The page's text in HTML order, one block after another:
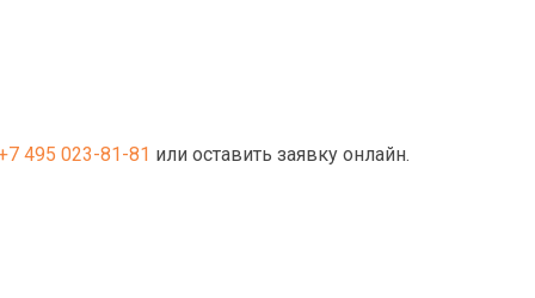
495 023-81-81 или оставить заявку онлайн.